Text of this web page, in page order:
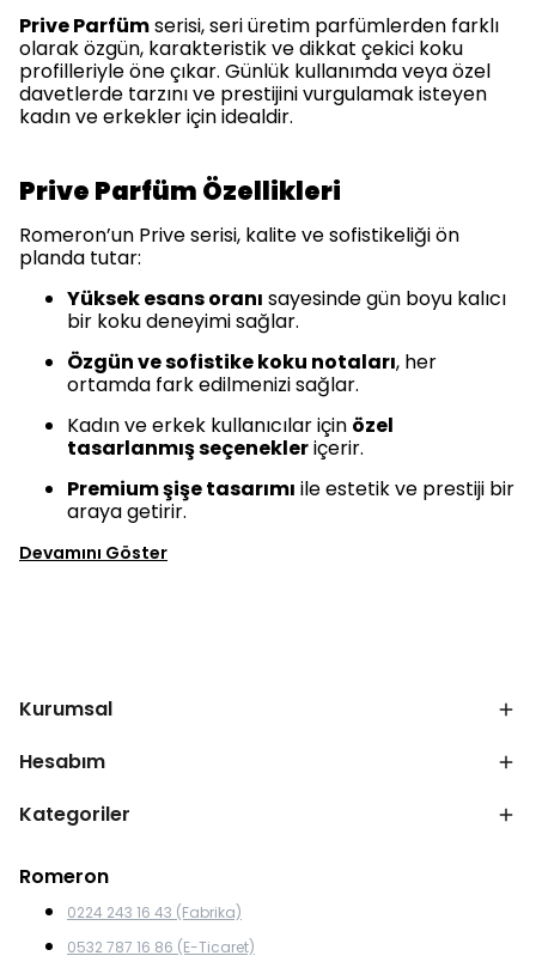
Prive Parfümserisi, seri üretim parfümlerden farklı
olarak özgün, karakteristik ve dikkat çekici koku
profilleriyle öne çıkar. Günlük kullanımda veya özel
davetlerde tarzını ve prestijini vurgulamak isteyen
kadın ve erkekler için idealdir.
Prive Parfüm Özellikleri
Romeron’un Prive serisi, kalite ve sofistikeliği ön
planda tutar:
Yüksek esans oranı sayesinde gün boyu kalıcı
bir koku deneyimi sağlar.
Özgün ve sofistike koku notaları, her
ortamda fark edilmenizi sağlar.
Kadın ve erkek kullanıcılar için özel
tasarlanmış seçenekleriçerir.
Premium şişe tasarımı ile estetik ve prestiji bir
araya getirir.
Devamını Göster
Kurumsal
Hesabım
Kategoriler
Romeron
0224 243 16 43 (Fabrika)
0532 787 16 86 (E-Ticaret)